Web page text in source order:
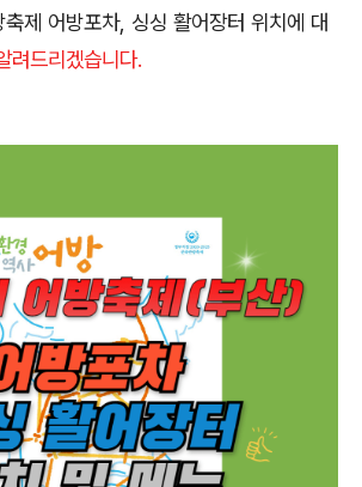
제 어방포차, 싱싱 활어장터 위치에 대
려드리겠습니다.